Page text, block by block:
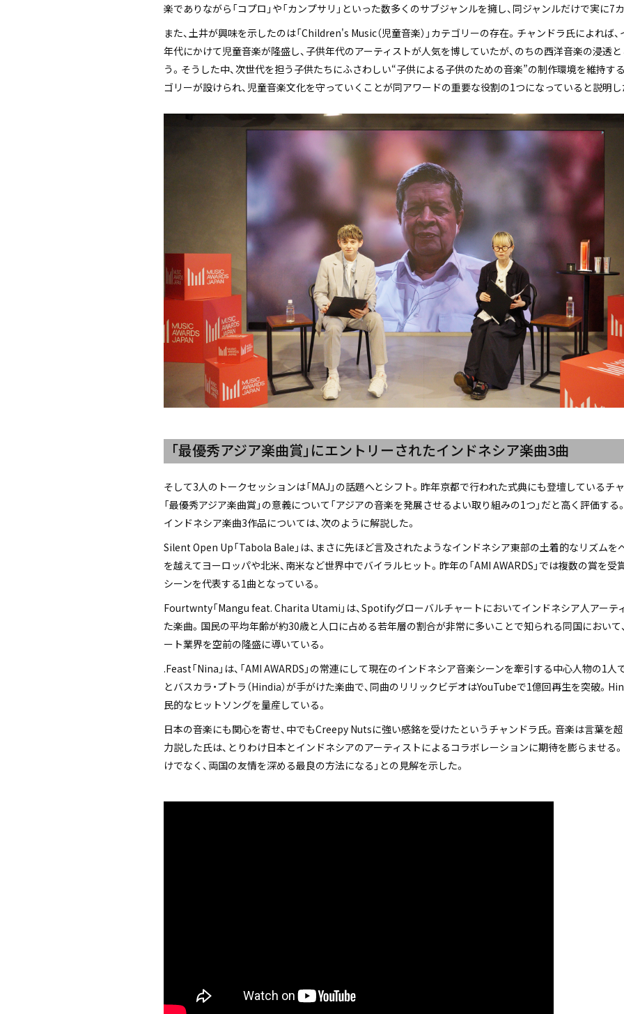
楽でありながら「コプロ」や「カンプサリ」といった数多くのサブジャンルを擁し、同ジャンルだけで実に
また、土井が興味を示したのは「Children's Music（児童音楽）」カテゴリーの存在。チャンドラ氏によれば
年代にかけて児童音楽が隆盛し、子供年代のアーティストが人気を博していたが、のちの西洋音楽の浸透
う。そうした中、次世代を担う子供たちにふさわしい“子供による子供のための音楽”の制作環境を維持す
ゴリーが設けられ、児童音楽文化を守っていくことが同アワードの重要な役割の1つになっていると説明し
「最優秀アジア楽曲賞」にエントリーされたインドネシア楽曲3曲
そして3人のトークセッションは「MAJ」の話題へとシフト。昨年京都で行われた式典にも登壇しているチ
「最優秀アジア楽曲賞」の意義について「アジアの音楽を発展させるよい取り組みの1つ」だと高く評価す
インドネシア楽曲3作品については、次のように解説した。
Silent Open Up「Tabola Bale」は、まさに先ほど言及されたようなインドネシア東部の土着的なリズムを
を越えてヨーロッパや北米、南米など世界中でバイラルヒット。昨年の「AMI AWARDS」では複数の賞を
シーンを代表する1曲となっている。
Fourtwnty「Mangu feat. Charita Utami」は、Spotifyグローバルチャートにおいてインドネシア人アーテ
た楽曲。国民の平均年齢が約30歳と人口に占める若年層の割合が非常に多いことで知られる同国におい
ート業界を空前の隆盛に導いている。
.Feast「Nina」は、「AMI AWARDS」の常連にして現在のインドネシア音楽シーンを牽引する中心人物の1
とバスカラ・プトラ（Hindia）が手がけた楽曲で、同曲のリリックビデオはYouTubeで1億回再生を突破。
民的なヒットソングを量産している。
日本の音楽にも関心を寄せ、中でもCreepy Nutsに強い感銘を受けたというチャンドラ氏。音楽は言葉を
力説した氏は、とりわけ日本とインドネシアのアーティストによるコラボレーションに期待を膨らませる
けでなく、両国の友情を深める最良の方法になる」との見解を示した。